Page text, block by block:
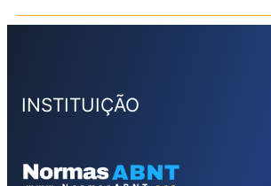
INSTITUIÇÃO